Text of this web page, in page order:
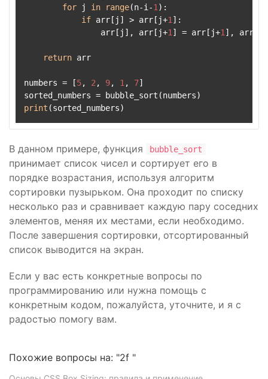
for j in range(n-i-1 ):
if arr[j] > arr[j+1 ]:
                arr[j], arr[j+
1 ] = arr[j+1 ], arr[j]
return arr
numbers = [5, 2 , 9, 1 , 7]
print
В данном примере, функция bubble_sort
принимает список чисел и сортирует его в
порядке возрастания, используя алгоритм
сортировки пузырьком. Она проходит по списку
несколько раз и сравнивает каждую пару соседних
элементов, меняя их местами, если необходимо.
После завершения сортировки, отсортированный
список выводится на экран.
Если у вас есть конкретные вопросы по
программированию или нужна помощь с
конкретным кодом, пожалуйста, уточните, и я с
радостью помогу вам.
Похожие вопросы на: "2f "